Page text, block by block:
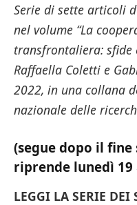
Serie di sette articoli
nel volume “La
transfrontaliera: sfide
Raffaella Coletti e
2022, in una collana
nazionale delle
(segue dopo il
riprende lunedì 19
LEGGI LA SERIE DEI